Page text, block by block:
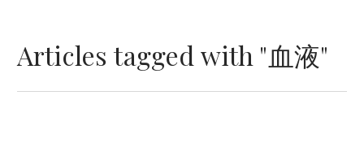
Articles tagged with "血液"